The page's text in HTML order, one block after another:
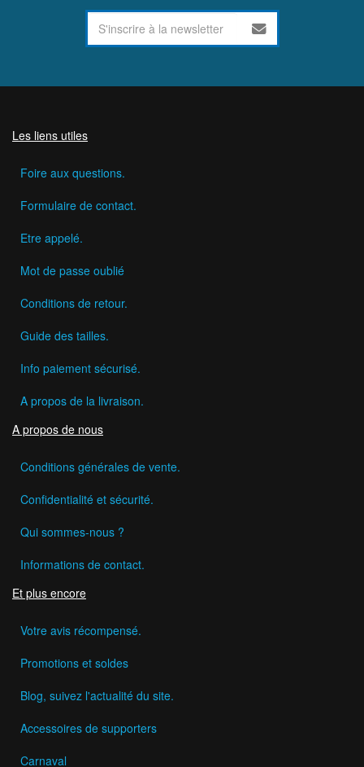
Les liens utiles
Foire aux questions.
Formulaire de contact.
Etre appelé.
Mot de passe oublié
Conditions de retour.
Guide des tailles.
Info paiement sécurisé.
A propos de la livraison.
A propos de nous
Conditions générales de vente.
Confidentialité et sécurité.
Qui sommes-nous ?
Informations de contact.
Et plus encore
Votre avis récompensé.
Promotions et soldes
Blog, suivez l'actualité du site.
Accessoires de supporters
Carnaval